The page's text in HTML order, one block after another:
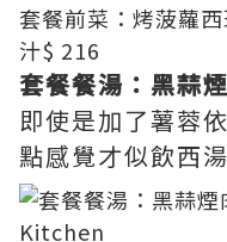
套餐前菜：烤菠蘿
汁$ 216
套餐餐湯：黑蒜
即使是加了薯蓉
點感覺才似飲西湯